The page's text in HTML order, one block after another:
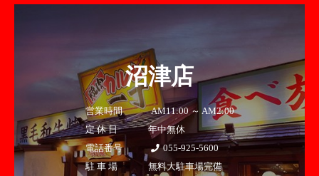
沼津店
営業時間
AM11:00 ～ AM2:00
定 休 日
年中無休
電話番号
055-925-5600
駐 車 場
無料大駐車場完備